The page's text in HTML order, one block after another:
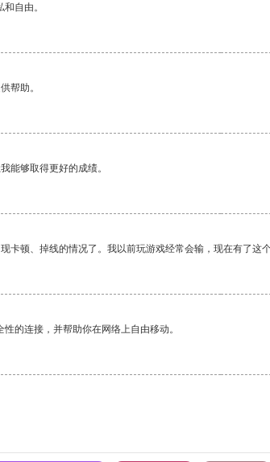
自由。
帮助。
能够取得更好的成绩。
卡顿、掉线的情况了。我以前玩游戏经常会输，现在有了这
的连接，并帮助你在网络上自由移动。